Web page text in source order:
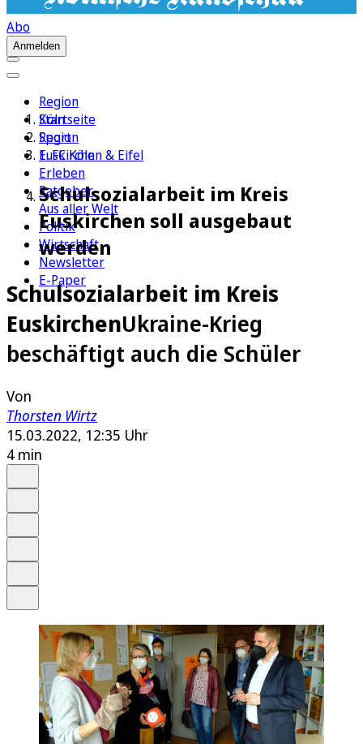
Abo
Anmelden
Region
Köln
Sport
1. FC Köln
Erleben
Ratgeber
Aus aller Welt
Politik
Wirtschaft
Newsletter
E-Paper
Startseite
Region
Euskirchen & Eifel
Schulsozialarbeit im Kreis
Euskirchen soll ausgebaut
werden
Schulsozialarbeit im Kreis
EuskirchenUkraine-Krieg
beschäftigt auch die Schüler
Von
Thorsten Wirtz
15.03.2022, 12:35 Uhr
4 min